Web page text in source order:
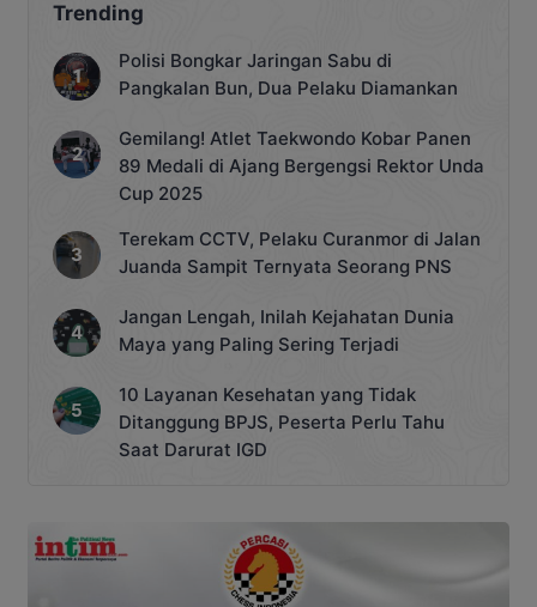
Trending
Polisi Bongkar Jaringan Sabu di
Pangkalan Bun, Dua Pelaku Diamankan
Gemilang! Atlet Taekwondo Kobar Panen
89 Medali di Ajang Bergengsi Rektor Unda
Cup 2025
Terekam CCTV, Pelaku Curanmor di Jalan
Juanda Sampit Ternyata Seorang PNS
Jangan Lengah, Inilah Kejahatan Dunia
Maya yang Paling Sering Terjadi
10 Layanan Kesehatan yang Tidak
Ditanggung BPJS, Peserta Perlu Tahu
Saat Darurat IGD